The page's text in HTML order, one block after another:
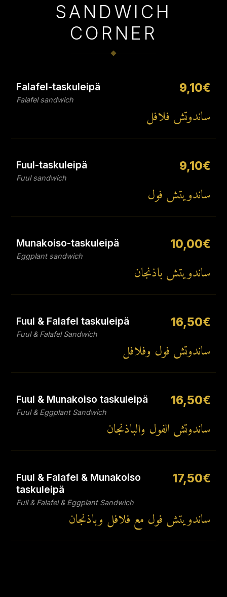
SANDWICH
CORNER
Falafel-taskuleipä
Falafel sandwich
9,10€
ساندوتش فلافل
Fuul-taskuleipä
Fuul sandwich
9,10€
ساندويتش فول
Munakoiso-taskuleipä
Eggplant sandwich
10,00€
ساندويتش باذنجان
Fuul & Falafel taskuleipä
Fuul & Falafel Sandwich
16,50€
ساندوتش فول وفلافل
Fuul & Munakoiso taskuleipä
Fuul & Eggplant Sandwich
16,50€
ساندوتش الفول والباذنجان
Fuul & Falafel & Munakoiso
taskuleipä
Full & Falafel & Eggplant Sandwich
17,50€
ساندويتش فول مع فلافل وباذنجان